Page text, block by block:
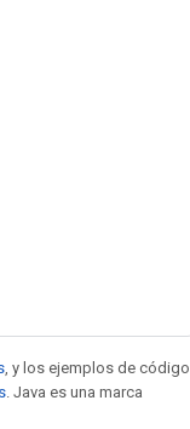
, y los ejemplos de código
. Java es una marca